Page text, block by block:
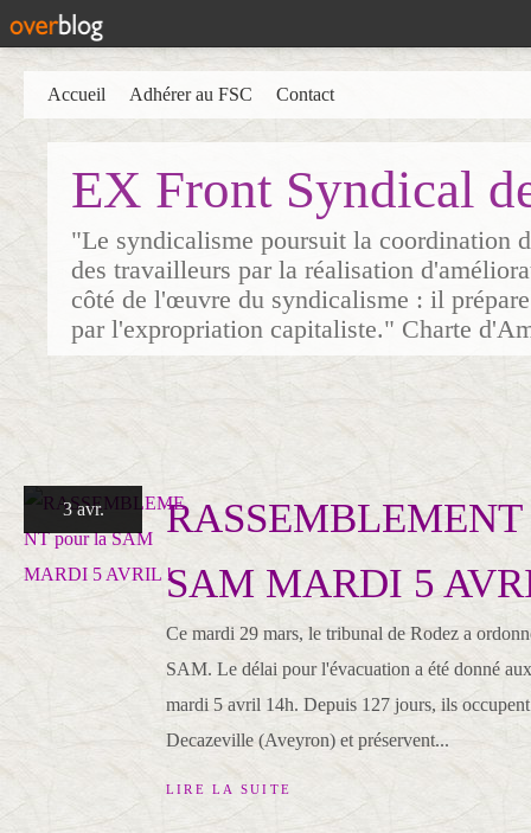
EX Front Syndical
"Le syndicalisme poursuit la coordination
des travailleurs par la réalisation
côté de l'œuvre du syndicalisme : il
par l'expropriation capitaliste." Charte
Accueil Adhérer au FSC Contact
3 avr.
SAM MARDI 5
Ce mardi 29 mars, le tribunal de Rodez a
SAM. Le délai pour l'évacuation a été donné
mardi 5 avril 14h. Depuis 127 jours, ils
Decazeville (Aveyron) et préservent...
LIRE LA SUITE